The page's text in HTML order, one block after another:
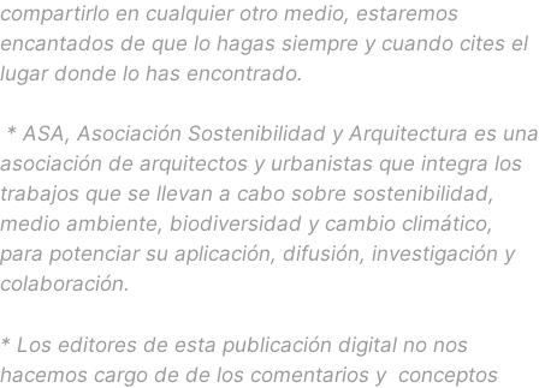
compartirlo en cualquier otro medio, estaremos
encantados de que lo hagas siempre y cuando cites el
lugar donde lo has encontrado.
* ASA, Asociación Sostenibilidad y Arquitectura es una
asociación de arquitectos y urbanistas que integra los
trabajos que se llevan a cabo sobre sostenibilidad,
medio ambiente, biodiversidad y cambio climático,
para potenciar su aplicación, difusión, investigación y
colaboración.
* Los editores de esta publicación digital no nos
hacemos cargo de de los comentarios y conceptos